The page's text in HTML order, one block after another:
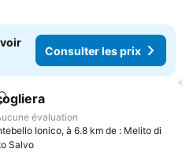
Consulter les prix
à mes favoris
évaluation
Ionico, à 6.8 km de : Melito di
Salvo